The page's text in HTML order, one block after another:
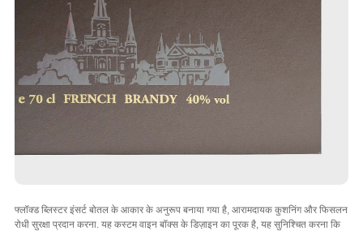
फ्लॉक्ड ब्लिस्टर इंसर्ट बोतल के आकार के अनुरूप बनाया गया है, आरामदायक कुशनिंग और फिसलन
रोधी सुरक्षा प्रदान करना. यह कस्टम वाइन बॉक्स के डिज़ाइन का पूरक है, यह सुनिश्चित करना कि